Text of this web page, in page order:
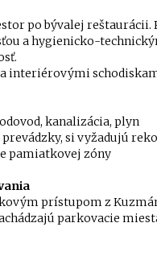
po bývalej reštaurácii.
a hygienicko-
interiérovými
kanalizácia, plyn
si vyžadujú
pamiatkovej zóny
prístupom z
parkovacie